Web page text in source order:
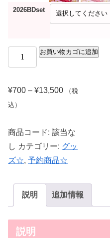
2026BDset
お買い物カゴに追加
¥700 – ¥13,500価
¥700
–
¥13,500
（税
込）
商品コード: 該当な
し カテゴリー: グッ
ズ☆, 予約商品☆
説明 追加情報
説明